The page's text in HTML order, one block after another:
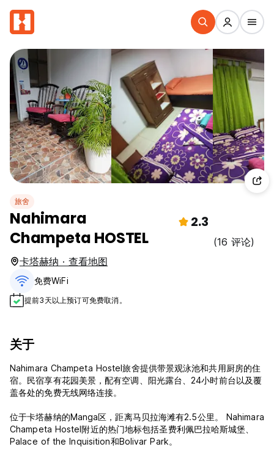
旅舍
Nahimara
Champeta HOSTEL
2.3
(16 评论)
卡塔赫纳 · 查看地图
免费WiFi
提前3天以上预订可免费取消。
关于
Nahimara Champeta Hostel旅舍提供带景观泳池和共用厨房的住
宿。民宿享有花园美景，配有空调、阳光露台、24小时前台以及覆
盖各处的免费无线网络连接。
位于卡塔赫纳的Manga区，距离马贝拉海滩有2.5公里。 Nahimara
Champeta Hostel附近的热门地标包括圣费利佩巴拉哈斯城堡、
Palace of the Inquisition和Bolivar Park。